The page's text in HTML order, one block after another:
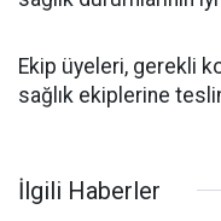
Ekip üyeleri, gerekli
sağlık ekiplerine
İlgili Haberler